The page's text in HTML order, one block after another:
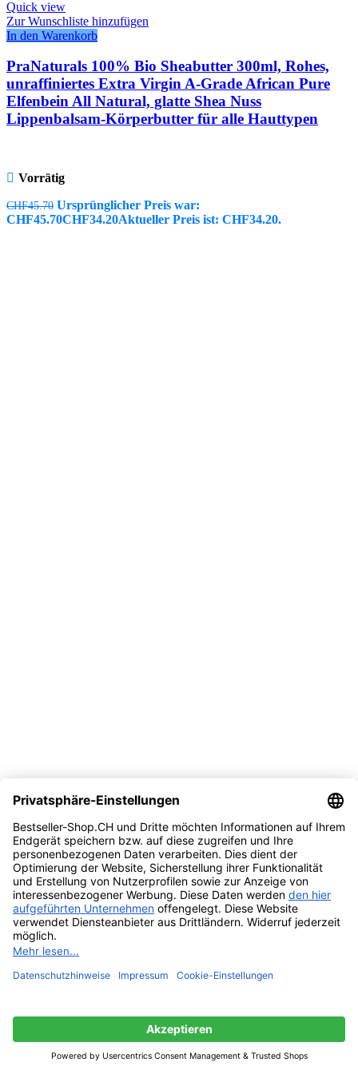
Quick view
Zur Wunschliste hinzufügen
In den Warenkorb
PraNaturals 100% Bio Sheabutter 300ml, Rohes,
unraffiniertes Extra Virgin A-Grade African Pure
Elfenbein All Natural, glatte Shea Nuss
Lippenbalsam-Körperbutter für alle Hauttypen
Vorrätig
CHF45.70 Ursprünglicher Preis war:
CHF45.70CHF34.20Aktueller Preis ist: CHF34.20.
Vergleichen
Quick view
Zur Wunschliste hinzufügen
In den Warenkorb
WELEDA Bio Skin Food Body Butter vegane
Körperbutter in neuem Glastiegel, reichhaltige
Naturkosmetik Feuchtigkeitspflege Bodylotion mit
(1 x 150 ml)